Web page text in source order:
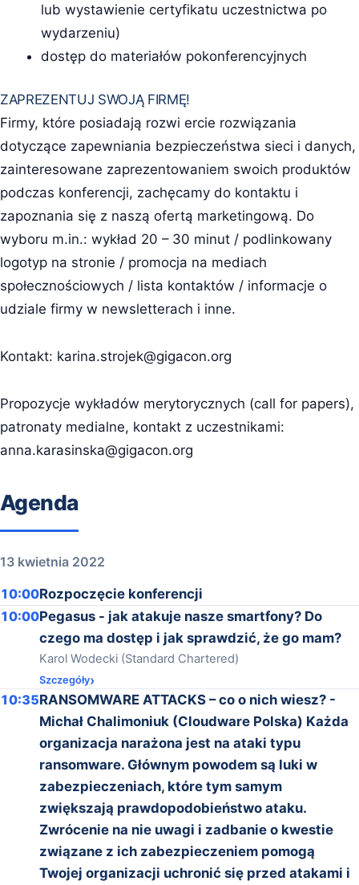
lub wystawienie certyfikatu uczestnictwa po
wydarzeniu)
dostęp do materiałów pokonferencyjnych
ZAPREZENTUJ SWOJĄ FIRMĘ!
Firmy, które posiadają rozwi ercie rozwiązania
dotyczące zapewniania bezpieczeństwa sieci i danych,
zainteresowane zaprezentowaniem swoich produktów
podczas konferencji, zachęcamy do kontaktu i
zapoznania się z naszą ofertą marketingową. Do
wyboru m.in.: wykład 20 – 30 minut / podlinkowany
logotyp na stronie / promocja na mediach
społecznościowych / lista kontaktów / informacje o
udziale firmy w newsletterach i inne.
Kontakt: karina.strojek@gigacon.org
Propozycje wykładów merytorycznych (call for papers),
patronaty medialne, kontakt z uczestnikami:
anna.karasinska@gigacon.org
Agenda
13 kwietnia 2022
10:00Rozpoczęcie konferencji
10:00Pegasus - jak atakuje nasze smartfony? Do
czego ma dostęp i jak sprawdzić, że go mam?
Karol Wodecki (Standard Chartered)
Szczegóły
10:35RANSOMWARE ATTACKS – co o nich wiesz? -
Michał Chalimoniuk (Cloudware Polska) Każda
organizacja narażona jest na ataki typu
ransomware. Głównym powodem są luki w
zabezpieczeniach, które tym samym
zwiększają prawdopodobieństwo ataku.
Zwrócenie na nie uwagi i zadbanie o kwestie
związane z ich zabezpieczeniem pomogą
Twojej organizacji uchronić się przed atakami i